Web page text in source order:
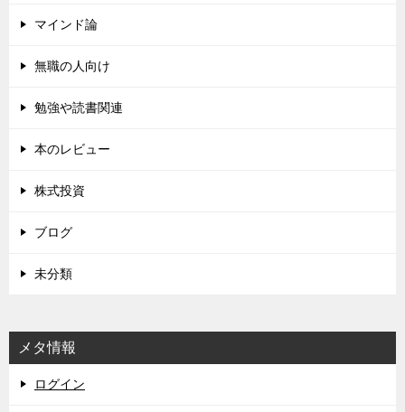
マインド論
無職の人向け
勉強や読書関連
本のレビュー
株式投資
ブログ
未分類
メタ情報
ログイン